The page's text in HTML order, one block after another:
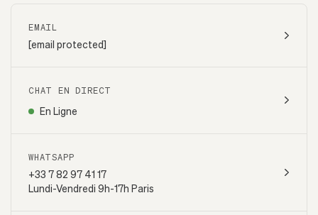
EMAIL
[email protected]
CHAT EN DIRECT
En Ligne
WHATSAPP
+33 7 82 97 41 17
Lundi-Vendredi 9h-17h Paris